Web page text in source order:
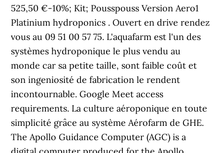
525,50 €-10%; Kit; Pousspouss Version Aero1
Platinium hydroponics . Ouvert en drive rendez
vous au 09 51 00 57 75. L'aquafarm est l'un des
systèmes hydroponique le plus vendu au
monde car sa petite taille, sont faible coût et
son ingeniosité de fabrication le rendent
incontournable. Google Meet access
requirements. La culture aéroponique en toute
simplicité grâce au système Aérofarm de GHE.
The Apollo Guidance Computer (AGC) is a